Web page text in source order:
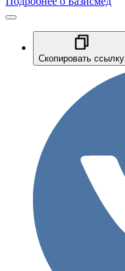
Скопировать ссылку